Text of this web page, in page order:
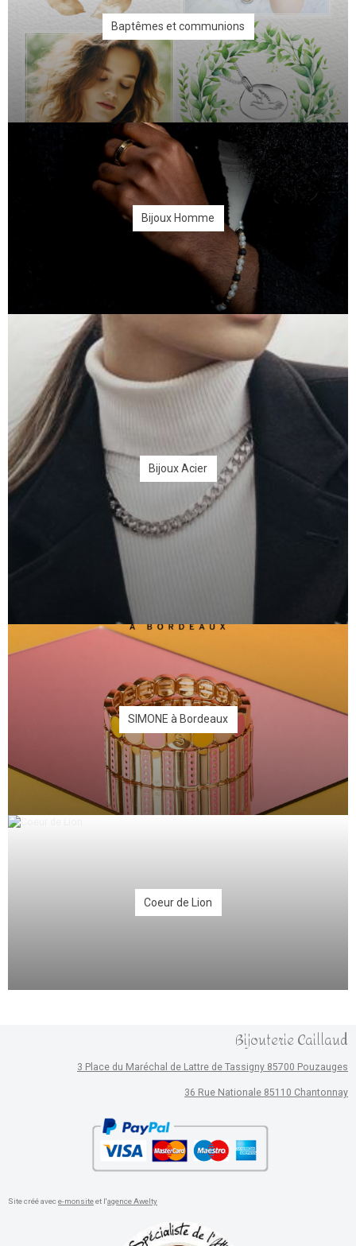
Baptêmes et communions
Bijoux Homme
Bijoux Acier
SIMONE à Bordeaux
Coeur de Lion
Bijouterie Caillaud
3 Place du Maréchal de Lattre de Tassigny 85700 Pouzauges
36 Rue Nationale 85110 Chantonnay
Site créé avece-monsiteet l'agence Awelty